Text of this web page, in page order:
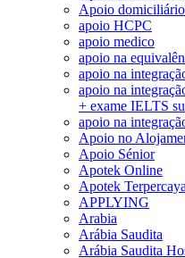
Apoio
apoio HCPC
apoio medico
apoio na
apoio na
apoio na
+ exame IELTS
apoio na
Apoio no
Apoio Sénior
Apotek Online
Apotek Terpercaya
APPLYING
Arabia
Arábia Saudita
Arábia Saudita